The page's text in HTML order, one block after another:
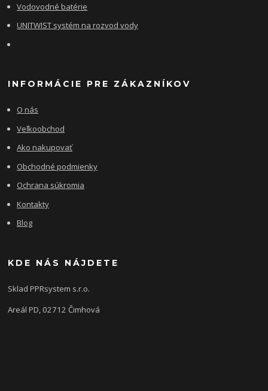
Vodovodné batérie
UNITWIST systém na rozvod vody
INFORMÁCIE PRE ZÁKAZNÍKOV
O nás
Veľkoobchod
Ako nakupovať
Obchodné podmienky
Ochrana súkromia
Kontakty
Blog
KDE NÁS NÁJDETE
Sklad PPRsystem s.r.o.
Areál PD, 02712 Čimhová